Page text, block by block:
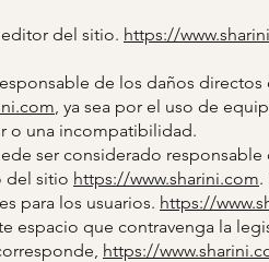
del sitio. https://
de los daños
, ya sea por el uso de
o una incompatibilidad.
ser considerado
del sitio https://www.sharini.com.
para los usuarios. https://
espacio que contravenga la
https://